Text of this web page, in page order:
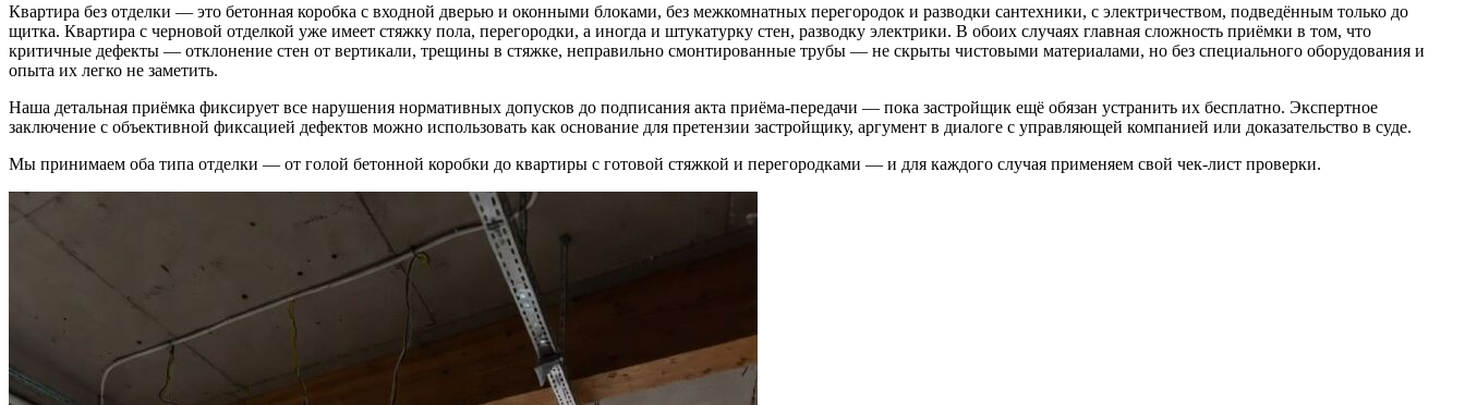
Квартира без отделки — это бетонная коробка с входной дверью и оконными блоками, без межкомнатных перегородок и разводки сантехники, с электричеством, подведённым только до
щитка. Квартира с черновой отделкой уже имеет стяжку пола, перегородки, а иногда и штукатурку стен, разводку электрики. В обоих случаях главная сложность приёмки в том, что
критичные дефекты — отклонение стен от вертикали, трещины в стяжке, неправильно смонтированные трубы — не скрыты чистовыми материалами, но без специального оборудования и
опыта их легко не заметить.
Наша детальная приёмка фиксирует все нарушения нормативных допусков до подписания акта приёма-передачи — пока застройщик ещё обязан устранить их бесплатно. Экспертное
заключение с объективной фиксацией дефектов можно использовать как основание для претензии застройщику, аргумент в диалоге с управляющей компанией или доказательство в суде.
Мы принимаем оба типа отделки — от голой бетонной коробки до квартиры с готовой стяжкой и перегородками — и для каждого случая применяем свой чек-лист проверки.